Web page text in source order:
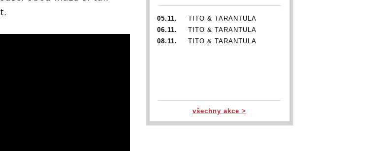
05.11.
TITO & TARANTULA
06.11.
TITO & TARANTULA
08.11.
TITO & TARANTULA
všechny akce >